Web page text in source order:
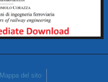
Mappa del sito